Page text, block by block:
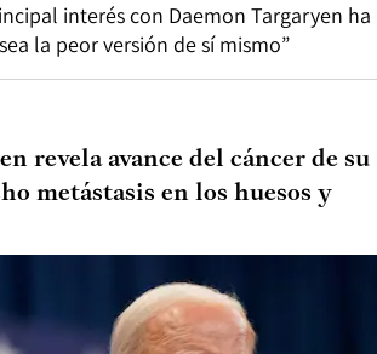
interés con Daemon Targaryen ha
la peor versión de sí mismo”
revela avance del cáncer de su
metástasis en los huesos y